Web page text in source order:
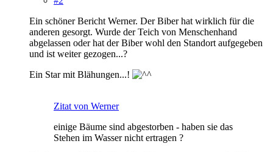
Ein schöner Bericht Werner. Der Biber hat wirklich für die
anderen gesorgt. Wurde der Teich von Menschenhand
abgelassen oder hat der Biber wohl den Standort aufgegeben
und ist weiter gezogen...?
Ein Star mit Blähungen...!
Zitat von Werner
einige Bäume sind abgestorben - haben sie das
Stehen im Wasser nicht ertragen ?